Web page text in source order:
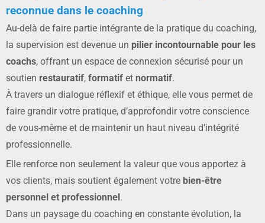
reconnue dans le coaching
Au-delà de faire partie intégrante de la pratique du coaching,
la supervision est devenue un pilier incontournable pour les
coachs, offrant un espace de connexion sécurisé pour un
soutien restauratif, formatif et normatif.
À travers un dialogue réflexif et éthique, elle vous permet de
faire grandir votre pratique, d’approfondir votre conscience
de vous-même et de maintenir un haut niveau d’intégrité
professionnelle.
Elle renforce non seulement la valeur que vous apportez à
vos clients, mais soutient également votre bien-être
personnel et professionnel.
Dans un paysage du coaching en constante évolution, la